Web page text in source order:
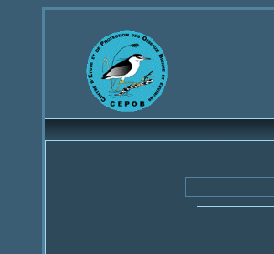
Centre